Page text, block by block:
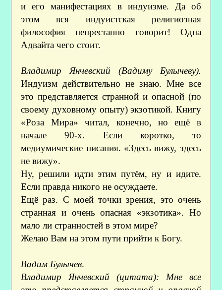
и его манифестациях в индуизме. Да об
этом вся индуистская религиозная
философия непрестанно говорит! Одна
Адвайта чего стоит.
Владимир Янчевский (Вадиму Булычеву).
Индуизм действительно не знаю. Мне все
это представляется странной и опасной (по
своему духовному опыту) экзотикой. Книгу
«Роза Мира» читал, конечно, но ещё в
начале 90-х. Если коротко, то
медиумические писания. «Здесь вижу, здесь
не вижу».
Ну, решили идти этим путём, ну и идите.
Если правда никого не осуждаете.
Ещё раз. С моей точки зрения, это очень
странная и очень опасная «экзотика». Но
мало ли странностей в этом мире?
Желаю Вам на этом пути прийти к Богу.
Вадим Булычев.
Владимир Янчевский (цитата): Мне все